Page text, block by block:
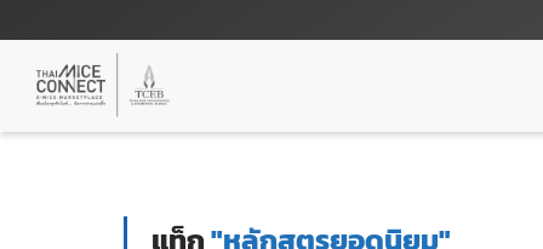
แท็ก"หลักสูตรยอดนิยม"